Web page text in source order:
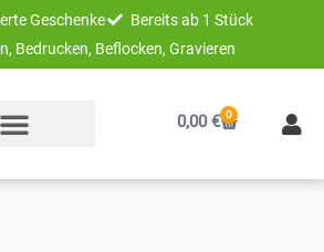
Geschenke
Bereits ab 1 Stück
Bedrucken, Beflocken, Gravieren
0,00€ 0
Warenkorb